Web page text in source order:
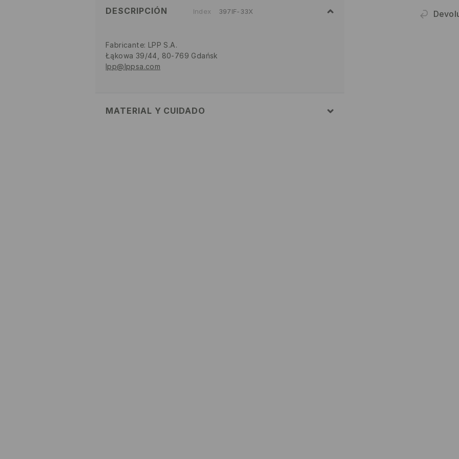
DESCRIPCIÓN Index 397IF-33X
Fabricante: LPP S.A.
Łąkowa 39/44, 80-769 Gdańsk
lpp@lppsa.com
MATERIAL Y CUIDADO